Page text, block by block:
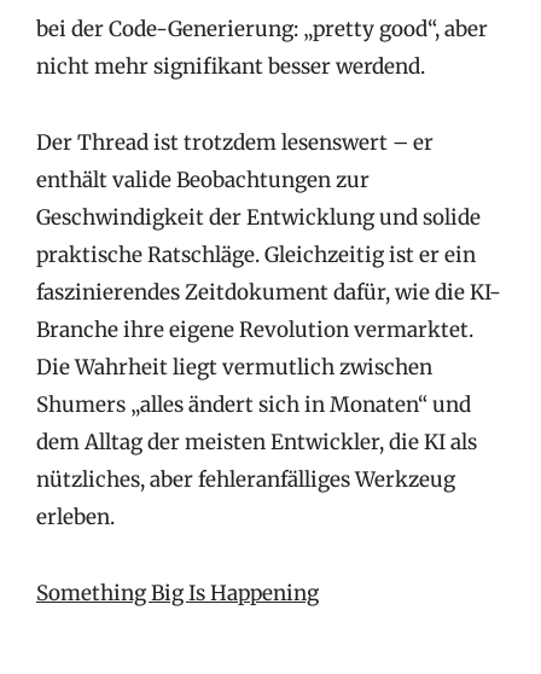
bei der Code-Generierung: „pretty good“, aber
nicht mehr signifikant besser werdend.
Der Thread ist trotzdem lesenswert – er
enthält valide Beobachtungen zur
Geschwindigkeit der Entwicklung und solide
praktische Ratschläge. Gleichzeitig ist er ein
faszinierendes Zeitdokument dafür, wie die KI-
Branche ihre eigene Revolution vermarktet.
Die Wahrheit liegt vermutlich zwischen
Shumers „alles ändert sich in Monaten“ und
dem Alltag der meisten Entwickler, die KI als
nützliches, aber fehleranfälliges Werkzeug
erleben.
Something Big Is Happening